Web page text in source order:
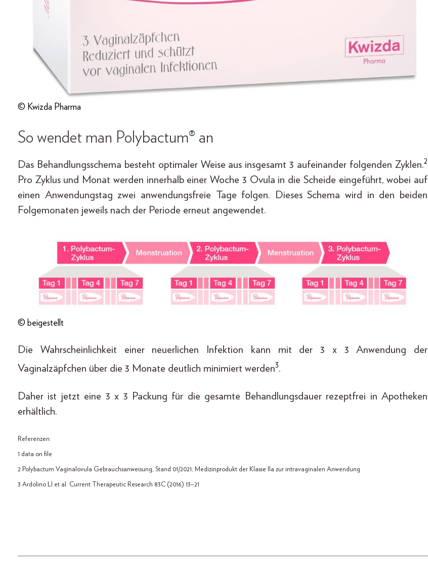
© Kwizda Pharma
So wendet man Polybactum® an
Das Behandlungsschema besteht optimaler Weise aus insgesamt 3 aufeinander folgenden Zyklen.2
Pro Zyklus und Monat werden innerhalb einer Woche 3 Ovula in die Scheide eingeführt, wobei auf
einen Anwendungstag zwei anwendungsfreie Tage folgen. Dieses Schema wird in den beiden
Folgemonaten jeweils nach der Periode erneut angewendet.
© beigestellt
Die Wahrscheinlichkeit einer neuerlichen Infektion kann mit der 3 x 3 Anwendung der
Vaginalzäpfchen über die 3 Monate deutlich minimiert werden3.
Daher ist jetzt eine 3 x 3 Packung für die gesamte Behandlungsdauer rezeptfrei in Apotheken
erhältlich.
Referenzen:
1 data on file
2 Polybactum Vaginalovula Gebrauchsanweisung, Stand 01/2021; Medizinprodukt der Klasse IIa zur intravaginalen Anwendung
3 Ardolino LI et al. Current Therapeutic Research 83C (2016) 13–21